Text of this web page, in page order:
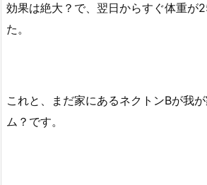
効果は絶大？で、翌日からすぐ体重が
た。
これと、まだ家にあるネクトンBが我
ム？です。